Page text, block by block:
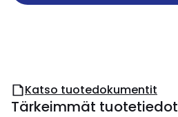
Katso tuotedokumentit
Tärkeimmät tuotetiedot